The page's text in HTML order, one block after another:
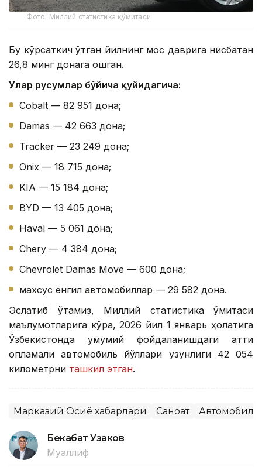
Фото: Миллий статистика қўмитаси
Бу кўрсаткич ўтган йилнинг мос даврига нисбатан
26,8 минг донага ошган.
Улар русумлар бўйича қуйидагича:
Cobalt — 82 951 дона;
Damas — 42 663 дона;
Tracker — 23 249 дона;
Onix — 18 715 дона;
KIA — 15 184 дона;
BYD — 13 405 дона;
Haval — 5 061 дона;
Chery — 4 384 дона;
Chevrolet Damas Move — 600 дона;
махсус енгил автомобиллар — 29 582 дона.
Эслатиб ўтамиз, Миллий статистика қўмитаси
маълумотларига кўра, 2026 йил 1 январь ҳолатига
Ўзбекистонда умумий фойдаланишдаги қаттиқ
қопламали автомобиль йўллари узунлиги 42 054
километрни ташкил этган.
Марказий Осиё хабарлари Саноат
Бекабат Узаков
Муаллиф